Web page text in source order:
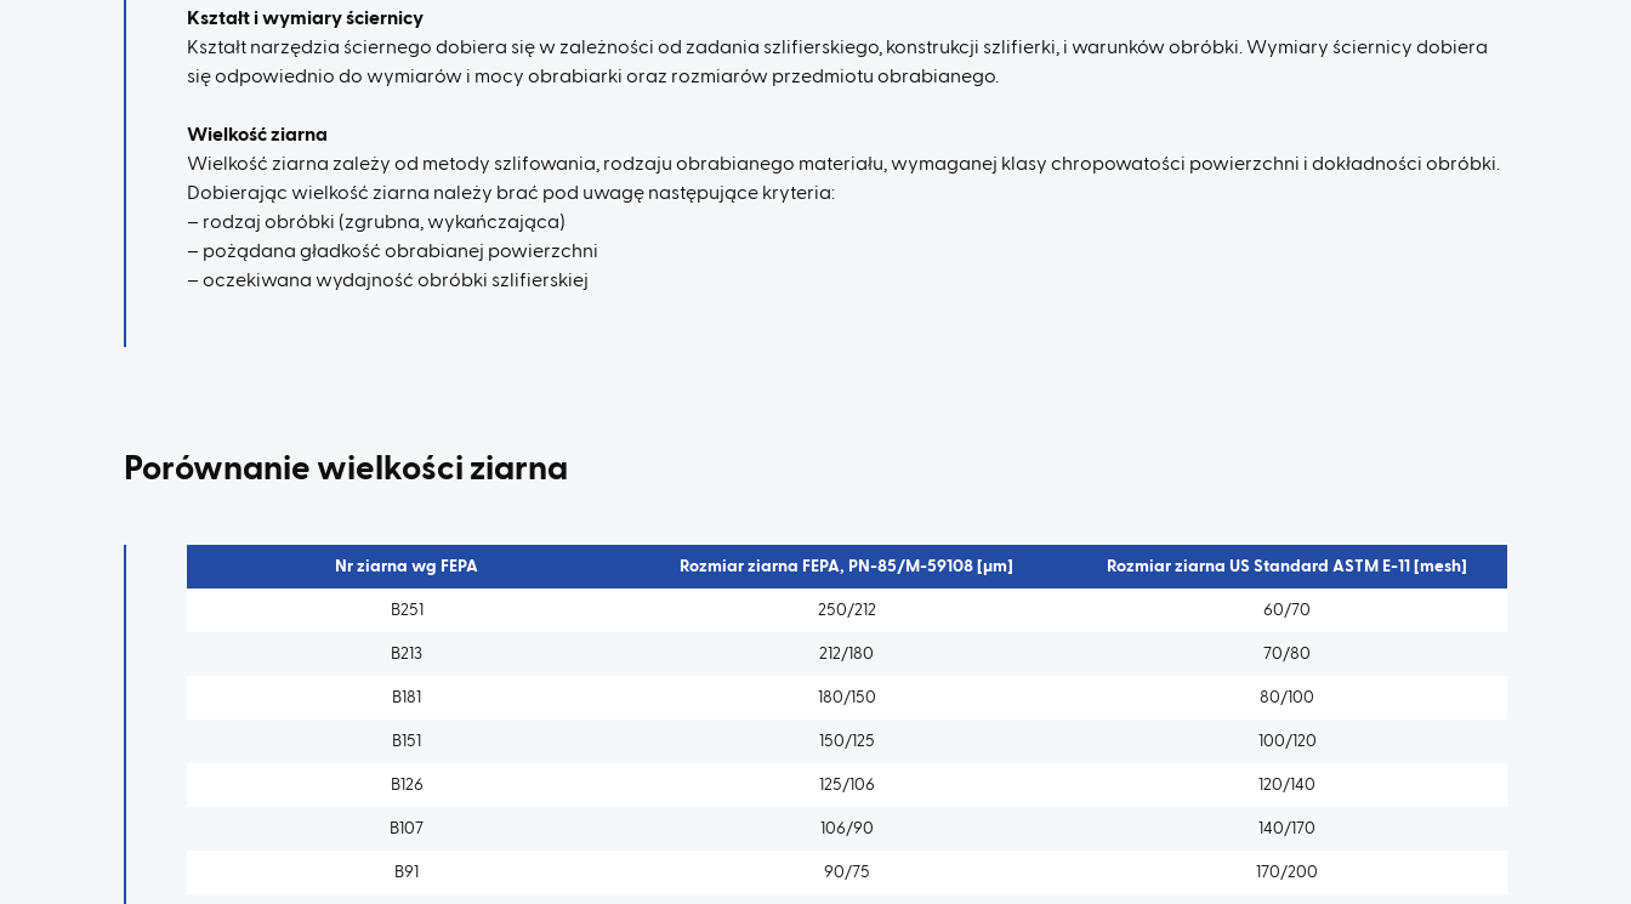
Kształt i wymiary ściernicy
Kształt narzędzia ściernego dobiera się w zależności od zadania szlifierskiego, konstrukcji szlifierki, i warunków obróbki. Wymiary ściernicy dobiera
się odpowiednio do wymiarów i mocy obrabiarki oraz rozmiarów przedmiotu obrabianego.
Wielkość ziarna
Wielkość ziarna zależy od metody szlifowania, rodzaju obrabianego materiału, wymaganej klasy chropowatości powierzchni i dokładności obróbki.
Dobierając wielkość ziarna należy brać pod uwagę następujące kryteria:
– rodzaj obróbki (zgrubna, wykańczająca)
– pożądana gładkość obrabianej powierzchni
– oczekiwana wydajność obróbki szlifierskiej
Porównanie wielkości ziarna
Nr ziarna wg FEPA Rozmiar ziarna FEPA, PN-85/M-59108 [µm] Rozmiar ziarna US Standard ASTM E-11 [mesh]
B251 250/212 60/70
B213 212/180 70/80
B181 180/150 80/100
B151 150/125 100/120
B126 125/106 120/140
B107 106/90 140/170
B91 90/75 170/200